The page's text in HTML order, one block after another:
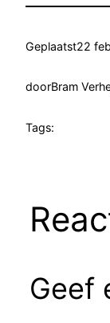
Geplaatst22
doorBram
Tags:
Geef